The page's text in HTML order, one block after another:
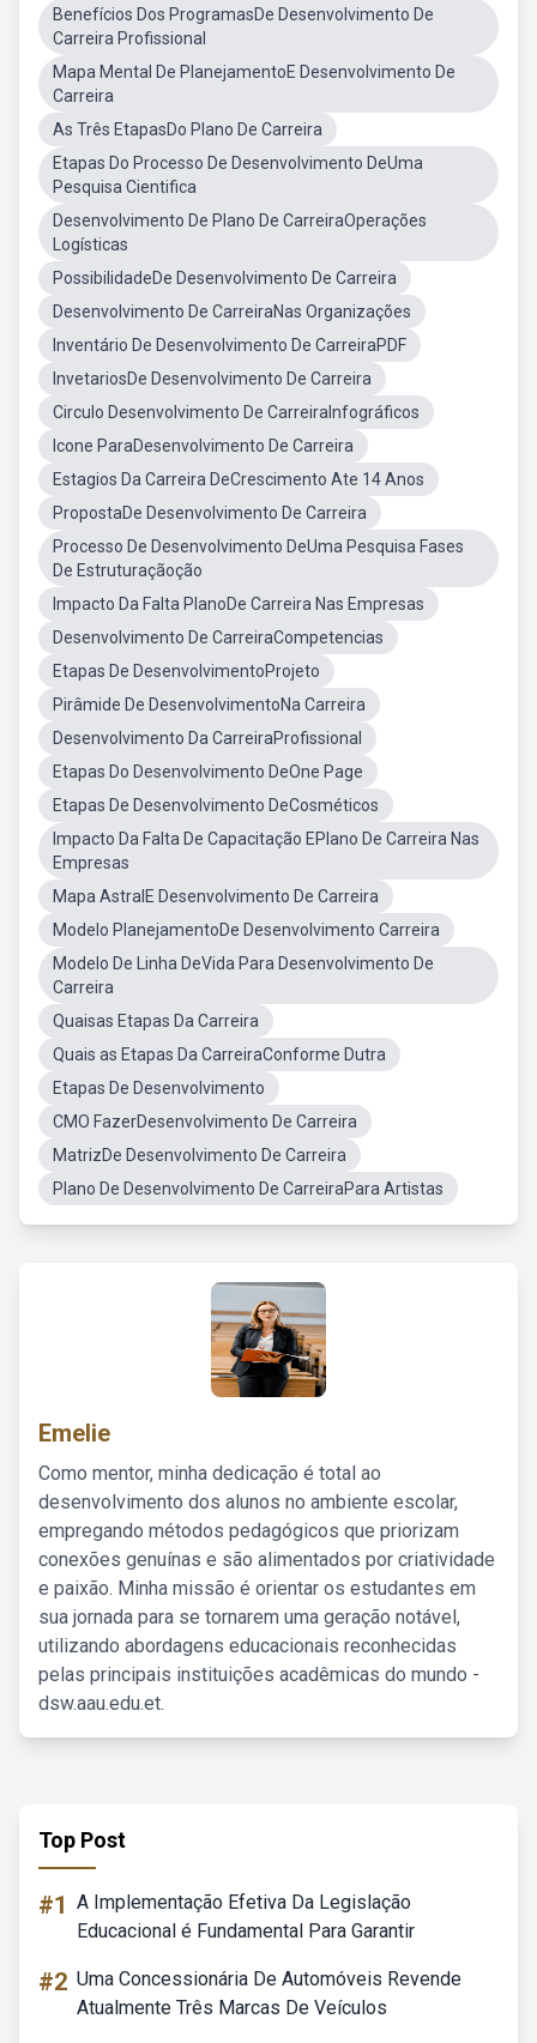
Benefícios Dos ProgramasDe Desenvolvimento De
Carreira Profissional
Mapa Mental De PlanejamentoE Desenvolvimento De
Carreira
As Três EtapasDo Plano De Carreira
Etapas Do Processo De Desenvolvimento DeUma
Pesquisa Cientifica
Desenvolvimento De Plano De CarreiraOperações
Logísticas
PossibilidadeDe Desenvolvimento De Carreira
Desenvolvimento De CarreiraNas Organizações
Inventário De Desenvolvimento De CarreiraPDF
InvetariosDe Desenvolvimento De Carreira
Circulo Desenvolvimento De CarreiraInfográficos
Icone ParaDesenvolvimento De Carreira
Estagios Da Carreira DeCrescimento Ate 14 Anos
PropostaDe Desenvolvimento De Carreira
Processo De Desenvolvimento DeUma Pesquisa Fases
De Estruturaçãoção
Impacto Da Falta PlanoDe Carreira Nas Empresas
Desenvolvimento De CarreiraCompetencias
Etapas De DesenvolvimentoProjeto
Pirâmide De DesenvolvimentoNa Carreira
Desenvolvimento Da CarreiraProfissional
Etapas Do Desenvolvimento DeOne Page
Etapas De Desenvolvimento DeCosméticos
Impacto Da Falta De Capacitação EPlano De Carreira Nas
Empresas
Mapa AstralE Desenvolvimento De Carreira
Modelo PlanejamentoDe Desenvolvimento Carreira
Modelo De Linha DeVida Para Desenvolvimento De
Carreira
Quaisas Etapas Da Carreira
Quais as Etapas Da CarreiraConforme Dutra
Etapas De Desenvolvimento
CMO FazerDesenvolvimento De Carreira
MatrizDe Desenvolvimento De Carreira
Plano De Desenvolvimento De CarreiraPara Artistas
Emelie
Como mentor, minha dedicação é total ao
desenvolvimento dos alunos no ambiente escolar,
empregando métodos pedagógicos que priorizam
conexões genuínas e são alimentados por criatividade
e paixão. Minha missão é orientar os estudantes em
sua jornada para se tornarem uma geração notável,
utilizando abordagens educacionais reconhecidas
pelas principais instituições acadêmicas do mundo -
dsw.aau.edu.et.
Top Post
#1 A Implementação Efetiva Da Legislação
Educacional é Fundamental Para Garantir
#2 Uma Concessionária De Automóveis Revende
Atualmente Três Marcas De Veículos